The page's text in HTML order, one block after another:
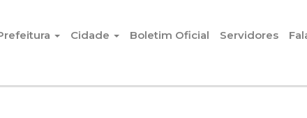
Cidade Boletim Oficial Servidores